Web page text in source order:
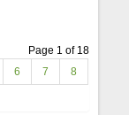
Page 1 of 18
6 7 8